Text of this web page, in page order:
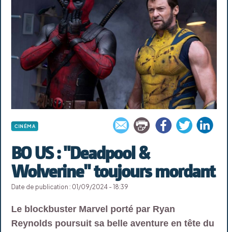
CINÉMA
BO US : "Deadpool &
Wolverine" toujours mordant
Date de publication : 01/09/2024 - 18:39
Le blockbuster Marvel porté par Ryan
Reynolds poursuit sa belle aventure en tête du